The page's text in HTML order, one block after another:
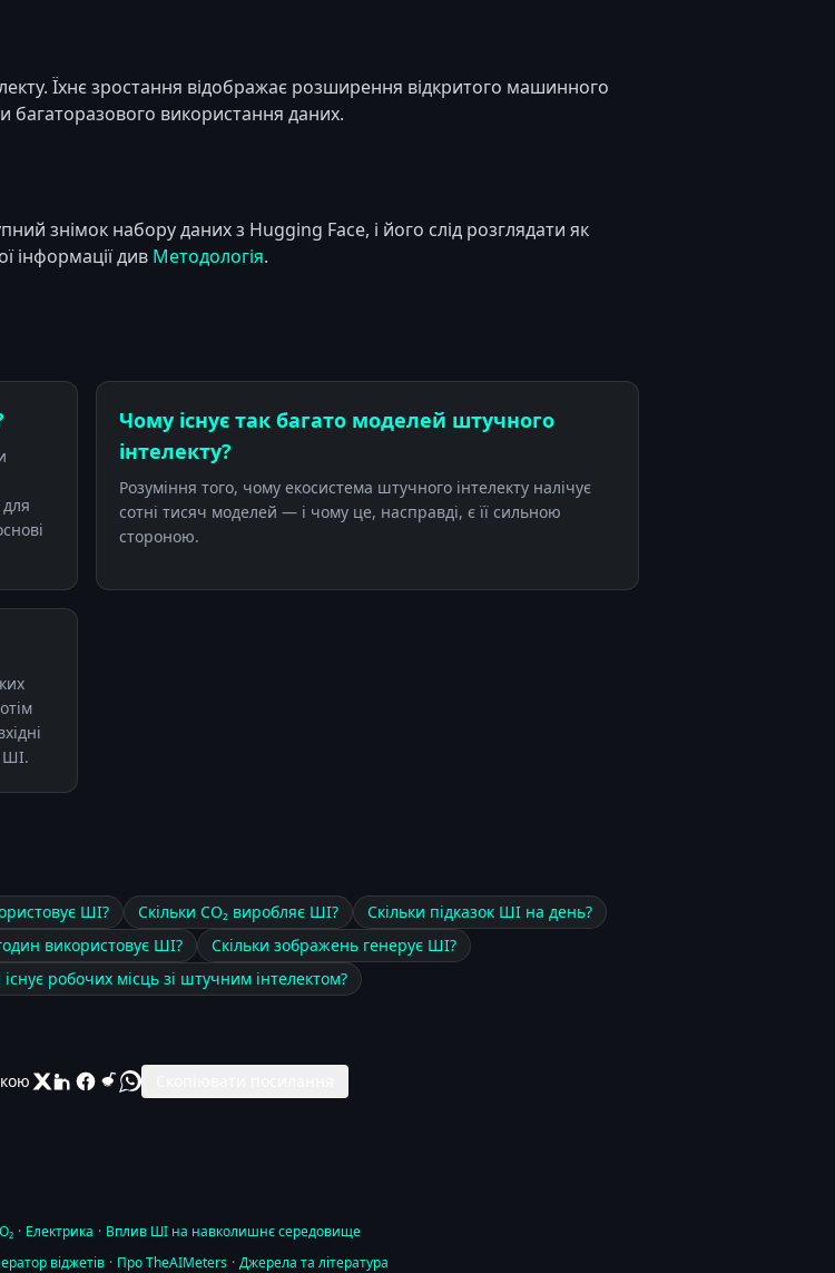
Їхнє зростання відображає розширення відкритого машинного
багаторазового використання даних.
знімок набору даних з Hugging Face, і його слід розглядати як
інформації див Методологія.
Чому існує так багато моделей штучного
інтелекту?
Розуміння того, чому екосистема штучного інтелекту налічує
сотні тисяч моделей — і чому це, насправді, є її сильною
стороною.
ШІ.
ШІ? Скільки CO₂ виробляє ШІ?
Скільки підказок ШІ на день?
використовує ШІ?
Скільки зображень генерує ШІ?
існує робочих місць зі штучним інтелектом?
· Електрика · Вплив ШІ на навколишнє середовище
віджетів · Про TheAIMeters · Джерела та література